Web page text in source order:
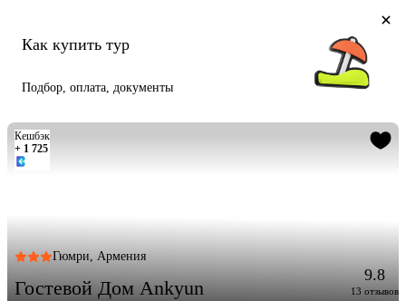
Как купить тур
Подбор, оплата, документы
Кешбэк
+ 1 725
Гюмри, Армения
Гостевой Дом Ankyun
9.8
13 отзывов